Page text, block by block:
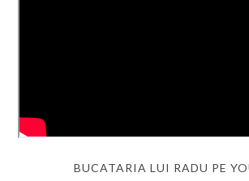
BUCATARIA LUI RADU PE